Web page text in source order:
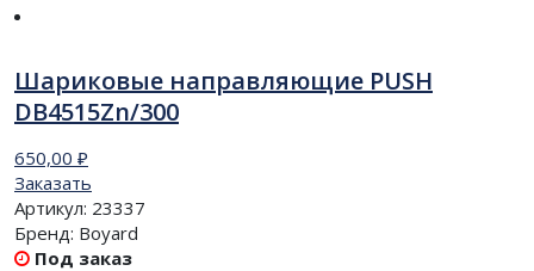
Шариковые направляющие PUSH
DB4515Zn/300
650,00 ₽
Заказать
Артикул: 23337
Бренд: Boyard
Под заказ